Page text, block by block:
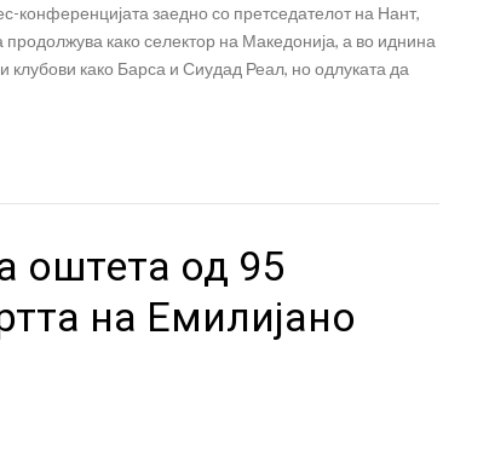
конференцијата заедно со претседателот на Нант,
продолжува како селектор на Македонија, а во иднина
клубови како Барса и Сиудад Реал, но одлуката да
оштета од 95
на Емилијано